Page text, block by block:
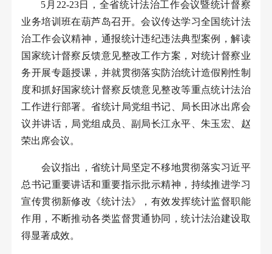
5 月 22-23日
，全省统计法治工作会议暨统计督察
业务培训班在葫芦岛召开。会议传达学习全国统计法
治工作会议精神，通报统计违纪违法典型案例，解读
国家统计督察反馈意见整改工作方案，对统计督察业
务开展专题授课，并就贯彻落实防治统计造假刚性制
度和抓好国家统计督察反馈意见整改等重点统计法治
工作进行部署。省统计局党组书记、局长田冰出席会
议并讲话，局党组成员、副局长江永平、朱玉宏、赵
荣出席会议。
会议指出，省统计局坚定不移地贯彻落实习近平
总书记重要讲话和重要指示批示精神，持续推进学习
宣传贯彻新修改《统计法》，有效发挥统计监督职能
作用，不断推动各类监督贯通协同，统计法治建设取
得显著成效。